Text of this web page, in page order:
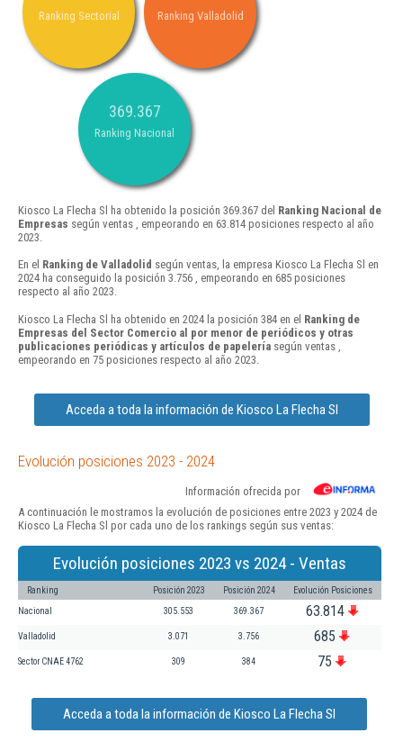
Ranking Sectorial Ranking Valladolid
369.367
Ranking Nacional
Kiosco La Flecha Sl ha obtenido la posición 369.367 del Ranking Nacional de
Empresas según ventas , empeorando en 63.814 posiciones respecto al año
2023.
En el Ranking de Valladolid según ventas, la empresa Kiosco La Flecha Sl en
2024 ha conseguido la posición 3.756 , empeorando en 685 posiciones
respecto al año 2023.
Kiosco La Flecha Sl ha obtenido en 2024 la posición 384 en el Ranking de
Empresas del Sector Comercio al por menor de periódicos y otras
publicaciones periódicas y artículos de papelería según ventas ,
empeorando en 75 posiciones respecto al año 2023.
Acceda a toda la información de Kiosco La Flecha Sl
Evolución posiciones 2023 - 2024
Información ofrecida por
A continuación le mostramos la evolución de posiciones entre 2023 y 2024 de
Kiosco La Flecha Sl por cada uno de los rankings según sus ventas:
Evolución posiciones 2023 vs 2024 - Ventas
Ranking Posición 2023 Posición 2024 Evolución Posiciones
Nacional 305.553 369.367 63.814
Valladolid 3.071 3.756 685
Sector CNAE 4762 309 384 75
Acceda a toda la información de Kiosco La Flecha Sl